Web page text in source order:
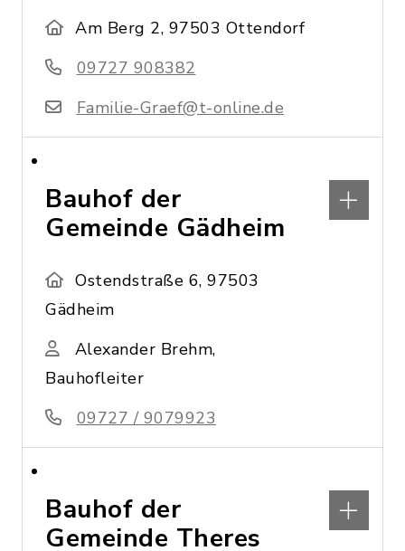
Am Berg 2, 97503 Ottendorf
09727 908382
Familie-Graef@t-online.de
Bauhof der
Gemeinde Gädheim
Ostendstraße 6, 97503
Gädheim
Alexander Brehm,
Bauhofleiter
09727 / 9079923
Bauhof der
Gemeinde Theres